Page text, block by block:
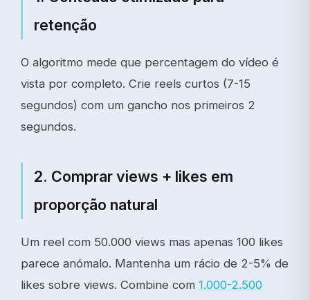
retenção
O algoritmo mede que percentagem do vídeo é
vista por completo. Crie reels curtos (7-15
segundos) com um gancho nos primeiros 2
segundos.
2. Comprar views + likes em
proporção natural
Um reel com 50.000 views mas apenas 100 likes
parece anómalo. Mantenha um rácio de 2-5% de
likes sobre views. Combine com 1.000-2.500